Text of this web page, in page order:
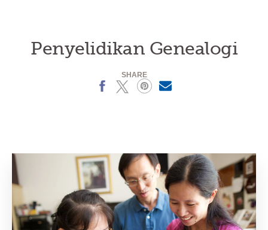
Penyelidikan Genealogi
SHARE
X